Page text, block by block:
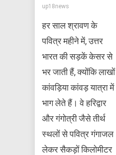
up18news
हर साल श्रावण के
पवित्र महीने में, उत्तर
भारत की सड़कें केसर से
भर जाती हैं, क्योंकि लाखों
कांवड़िया कांवड़ यात्रा में
भाग लेते हैं। वे हरिद्वार
और गंगोत्री जैसे तीर्थ
स्थलों से पवित्र गंगाजल
लेकर सैकड़ों किलोमीटर